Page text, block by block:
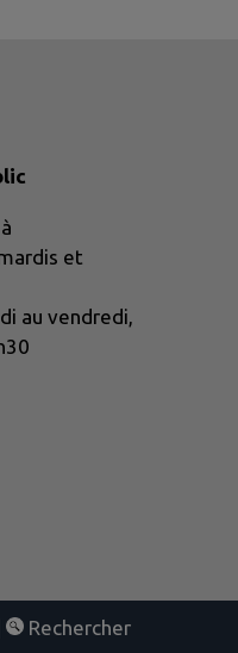
et
au vendredi,
Rechercher